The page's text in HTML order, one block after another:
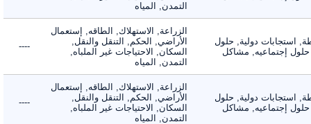
التمدن, المياه
استجابات دولية, حلول
إجتماعيه, مشاكل
الزراعة, الاستهلاك, الطاقه, إستعمال
الأراضي, الحكم, التنقل والنقل,
السكان, الاحتياجات غير الملباه,
التمدن, المياه
----
استجابات دولية, حلول
إجتماعيه, مشاكل
الزراعة, الاستهلاك, الطاقه, إستعمال
الأراضي, الحكم, التنقل والنقل,
السكان, الاحتياجات غير الملباه,
التمدن, المياه
----